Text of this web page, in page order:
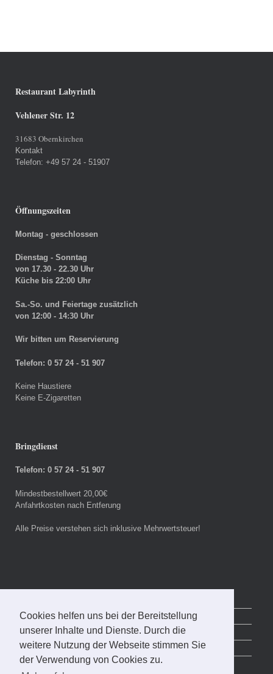
Cookies helfen uns bei der Bereitstellung
unserer Inhalte und Dienste. Durch die
weitere Nutzung der Webseite stimmen Sie
der Verwendung von Cookies zu.
Restaurant Labyrinth
Vehlener Str. 12
31683 Obernkirchen
Kontakt
Telefon: +49 57 24 - 51907
Öffnungszeiten
Montag - geschlossen
Dienstag - Sonntag
von 17.30 - 22.30 Uhr
Küche bis 22:00 Uhr
Sa.-So. und Feiertage zusätzlich
von 12:00 - 14:30 Uhr
Wir bitten um Reservierung
Telefon: 0 57 24 - 51 907
Keine Haustiere
Keine E-Zigaretten
Bringdienst
Telefon: 0 57 24 - 51 907
Mindestbestellwert 20,00€
Anfahrtkosten nach Entferung
Alle Preise verstehen sich inklusive Mehrwertsteuer!
Impressum
Datenschutzerklärung
Zutaten und Stoffe